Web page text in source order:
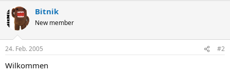
Bitnik
New member
24. Feb. 2005 #2
Wilkommen